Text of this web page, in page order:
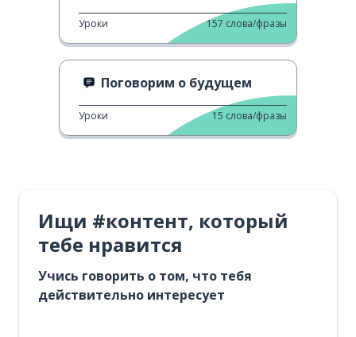
Уроки 157 слова/фразы
Поговорим о будущем
Уроки 15 слова/фразы
Ищи #контент, который
тебе нравится
Учись говорить о том, что тебя
действительно интересует